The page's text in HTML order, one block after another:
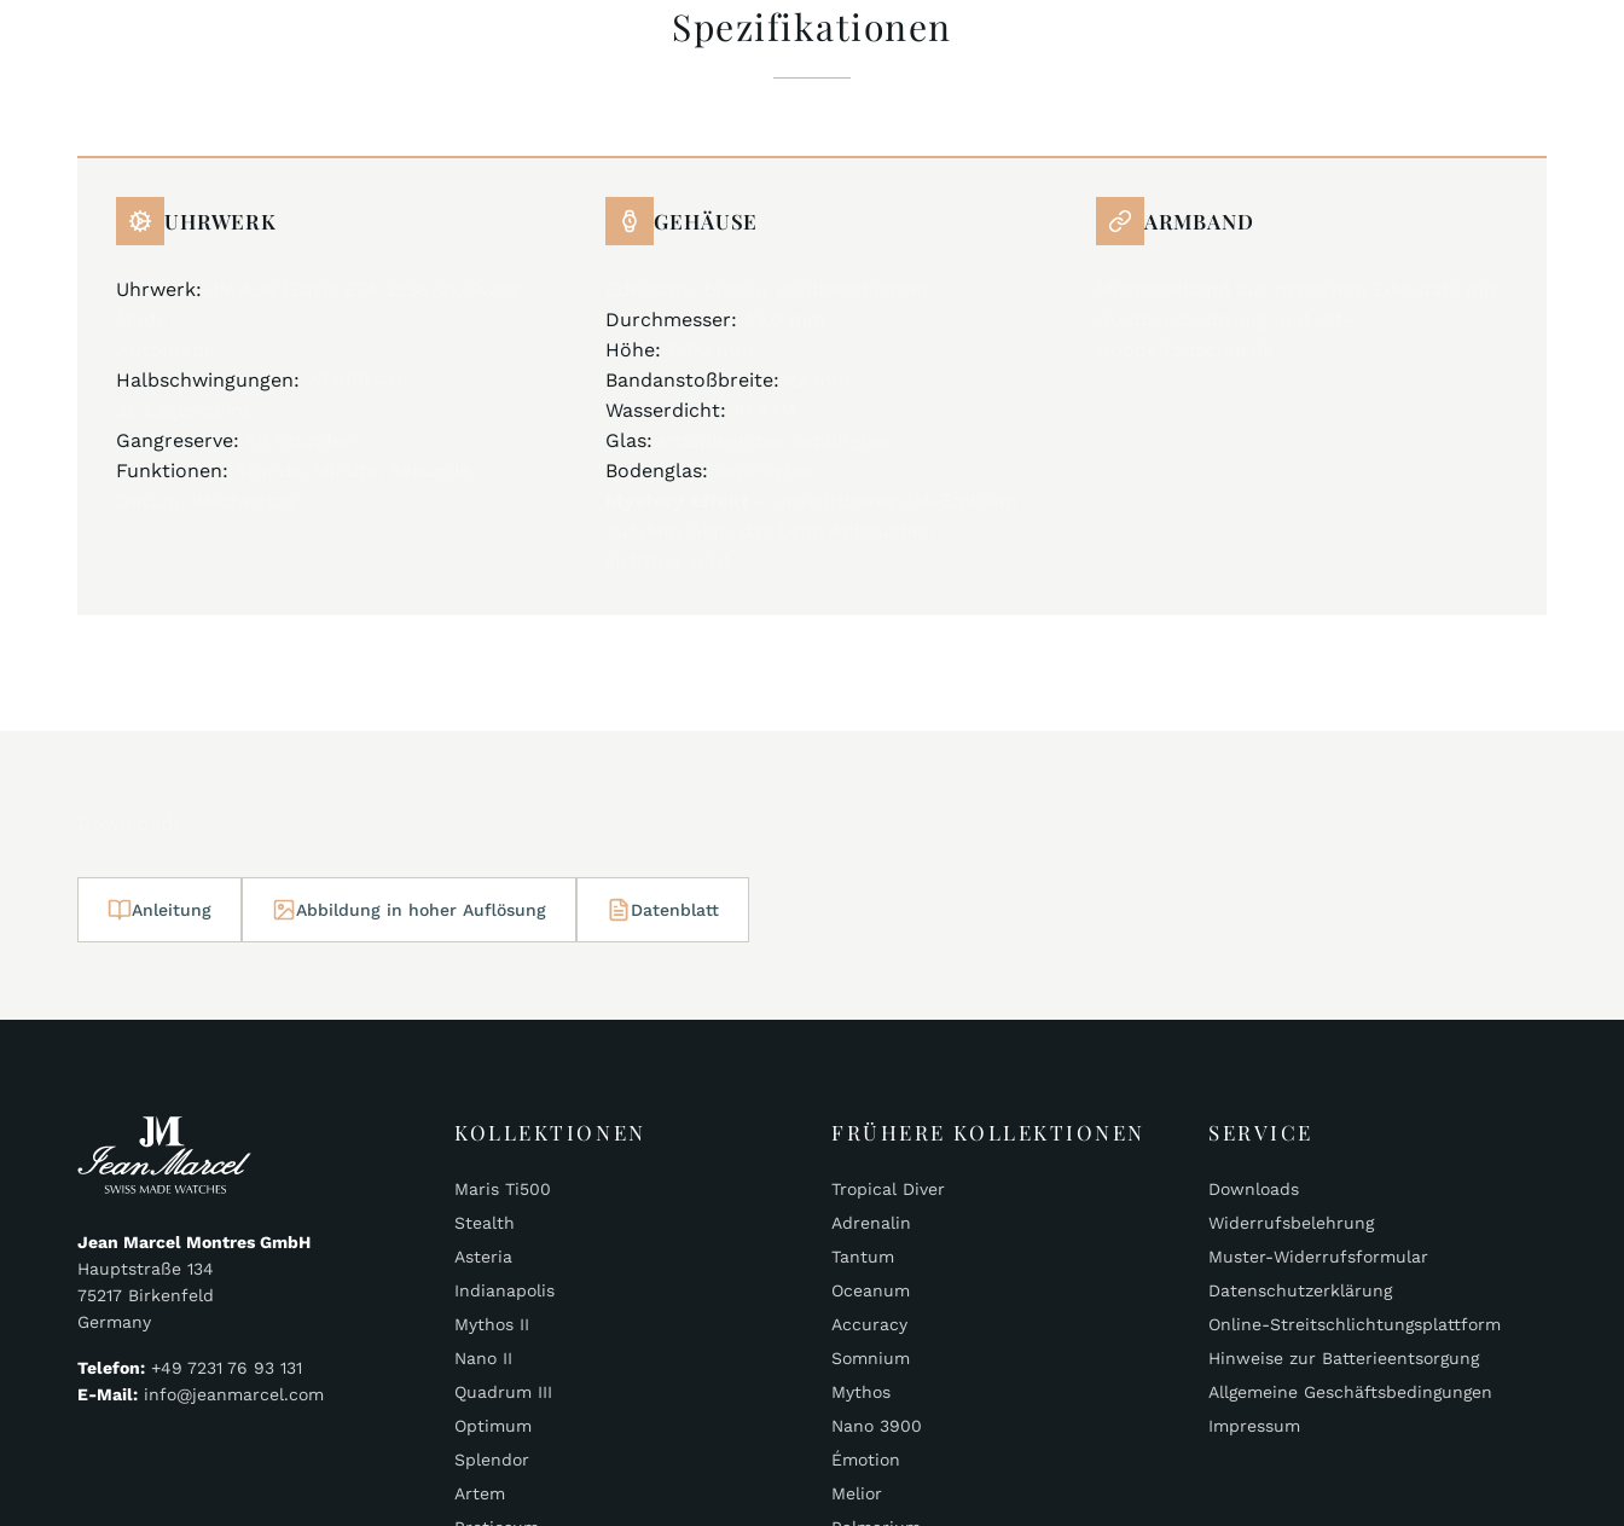
Spezifikationen
UHRWERK
Uhrwerk:
Halbschwingungen:
Gangreserve:
Funktionen:
GEHÄUSE
Durchmesser:
Höhe:
Bandanstoßbreite:
Wasserdicht:
Glas:
Bodenglas:
ARMBAND
Anleitung Abbildung in hoher Auflösung Datenblatt
Jean Marcel Montres GmbH
Hauptstraße 134
75217 Birkenfeld
Germany
Telefon: +49 7231 76 93 131
E-Mail: info@jeanmarcel.com
KOLLEKTIONEN
Maris Ti500
Stealth
Asteria
Indianapolis
Mythos II
Nano II
Quadrum III
Optimum
Splendor
Artem
FRÜHERE KOLLEKTIONEN
Tropical Diver
Adrenalin
Tantum
Oceanum
Accuracy
Somnium
Mythos
Nano 3900
Émotion
Melior
SERVICE
Downloads
Widerrufsbelehrung
Muster-Widerrufsformular
Datenschutzerklärung
Online-Streitschlichtungsplattform
Hinweise zur Batterieentsorgung
Allgemeine Geschäftsbedingungen
Impressum